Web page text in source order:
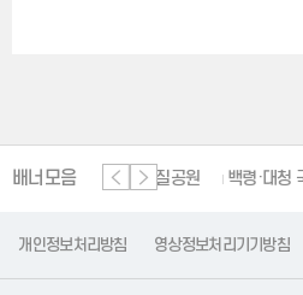
배너모음
단양 세계지질공원 백령·대청 국가지
개인정보처리방침 영상정보처리기기방침